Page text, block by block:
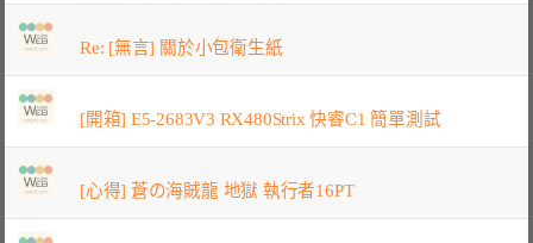
Re: [無言] 關於小包衛生紙
[開箱] E5-2683V3 RX480Strix 快睿C1 簡單測試
[心得] 蒼の海賊龍 地獄 執行者16PT